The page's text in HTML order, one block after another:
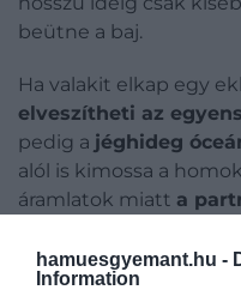
hamuesgyemant.hu -
Information
beütne a baj.
Ha valakit elkap egy
elveszítheti az
pedig a jéghideg
alól is kimossa a
áramlatok miatt a
kihűléshezvezethet.
üzemel